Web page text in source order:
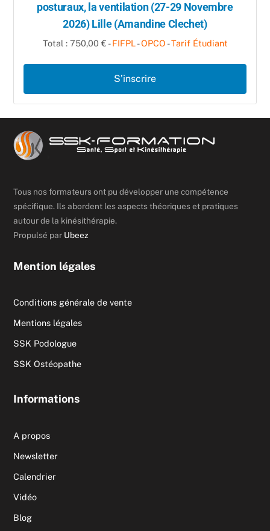
posturaux, la ventilation (27-29 Novembre
2026) Lille (Amandine Clechet)
Total : 750,00 € -FIFPL-OPCO -Tarif Étudiant
S’inscrire
Tous nos formateurs ont pu développer une compétence
spécifique. Ils abordent les aspects théoriques et pratiques
autour de la kinésithérapie.
Propulsé par Ubeez
Mention légales
Conditions générale de vente
Mentions légales
SSK Podologue
SSK Ostéopathe
Informations
A propos
Newsletter
Calendrier
Vidéo
Blog